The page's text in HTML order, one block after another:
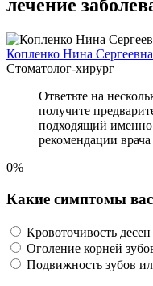
лечение
Копленко Нина Сергеевна
Стоматолог-хирург
Ответьте на
получите
подходящий
рекомендации
0%
Какие симптомы вас
Кровоточивость
Оголение корней
Подвижность зубов